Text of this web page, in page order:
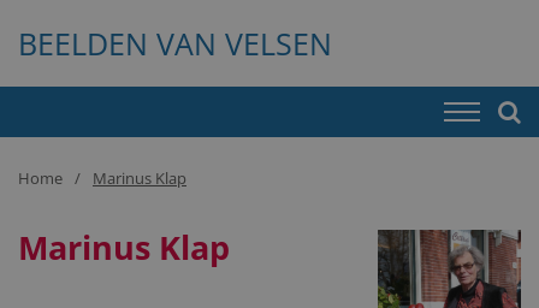
BEELDEN VAN VELSEN
Home Marinus Klap
Marinus Klap